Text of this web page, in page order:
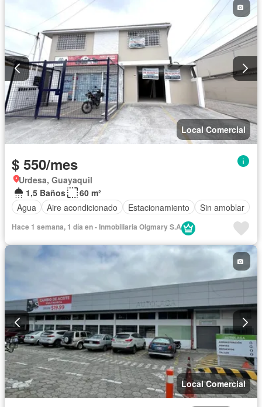
Local Comercial
$ 550/mes
Urdesa, Guayaquil
1,5 Baños
60 m²
Agua
Aire acondicionado Estacionamiento Sin amoblar
Hace 1 semana, 1 día en - Inmobiliaria Olgmary S.A
Local Comercial